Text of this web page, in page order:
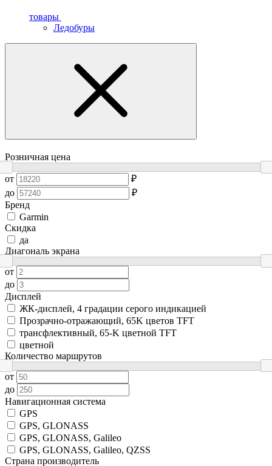
товары
Ледобуры
Розничная цена
от
₽
до
₽
Бренд
Garmin
Скидка
да
Диагональ экрана
от
до
Дисплей
ЖК-дисплей, 4 градации серого индикацией
Прозрачно-отражающий, 65K цветов TFT
трансфлективный, 65-K цветной TFT
цветной
Количество маршрутов
от
до
Навигационная система
GPS
GPS, GLONASS
GPS, GLONASS, Galileo
GPS, GLONASS, Galileo, QZSS
Страна производитель